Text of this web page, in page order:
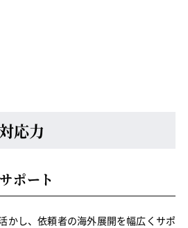
応力
ポート
かし、依頼者の海外展開を幅広くサポ